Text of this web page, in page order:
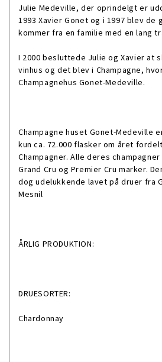
Julie Medeville, der oprindelgt er
1993 Xavier Gonet og i 1997 blev de
kommer fra en familie med en lang
I 2000 besluttede Julie og Xavier at
vinhus og det blev i Champagne,
Champagnehus Gonet-Medeville.
Champagne huset Gonet-Medeville
kun ca. 72.000 flasker om året
Champagner. Alle deres
Grand Cru og Premier Cru marker.
dog udelukkende lavet på druer fra
Mesnil
ÅRLIG PRODUKTION:
DRUESORTER:
Chardonnay